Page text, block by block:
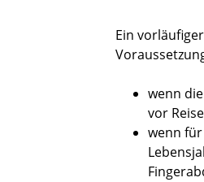
Ein
wenn
vor
wenn